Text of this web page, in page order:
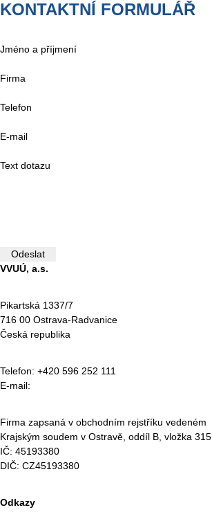
KONTAKTNÍ FORMULÁŘ
Jméno a příjmení
Firma
Telefon
E-mail
Text dotazu
Odeslat
VVUÚ, a.s.
Pikartská 1337/7
716 00 Ostrava-Radvanice
Česká republika
Telefon: +420 596 252 111
E-mail:
Firma zapsaná v obchodním rejstříku vedeném
Krajským soudem v Ostravě, oddíl B, vložka 315
IČ: 45193380
DIČ: CZ45193380
Odkazy